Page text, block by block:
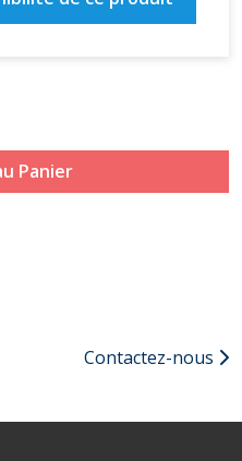
Panier
Contactez-nous